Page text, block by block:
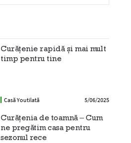
Curățenie rapidă și mai mult
timp pentru tine
Casă Youtilată 5/06/2025
Curățenia de toamnă – Cum
ne pregătim casa pentru
sezonul rece